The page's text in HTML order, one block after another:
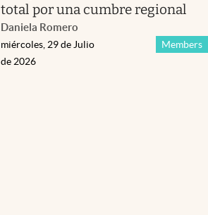
total por una cumbre regional
Daniela Romero
Members
miércoles, 29 de Julio
de 2026